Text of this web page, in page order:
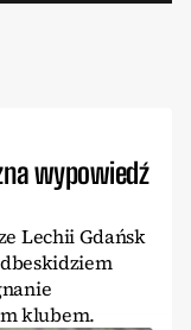
wypowiedź
Lechii Gdańsk
klubem.